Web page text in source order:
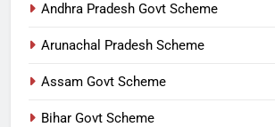
Andhra Pradesh Govt Scheme
Arunachal Pradesh Scheme
Assam Govt Scheme
Bihar Govt Scheme